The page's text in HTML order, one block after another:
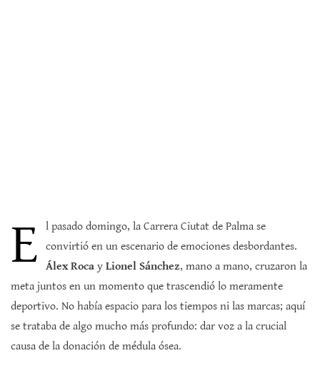
E
l pasado domingo, la Carrera Ciutat de Palma se
convirtió en un escenario de emociones desbordantes.
Álex Roca y Lionel Sánchez, mano a mano, cruzaron la
meta juntos en un momento que trascendió lo meramente
deportivo. No había espacio para los tiempos ni las marcas; aquí
se trataba de algo mucho más profundo: dar voz a la crucial
causa de la donación de médula ósea.